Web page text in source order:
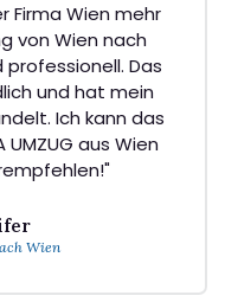
Firma Wien mehr
von Wien nach
Das
und hat mein
Ich kann das
aus Wien
Wien